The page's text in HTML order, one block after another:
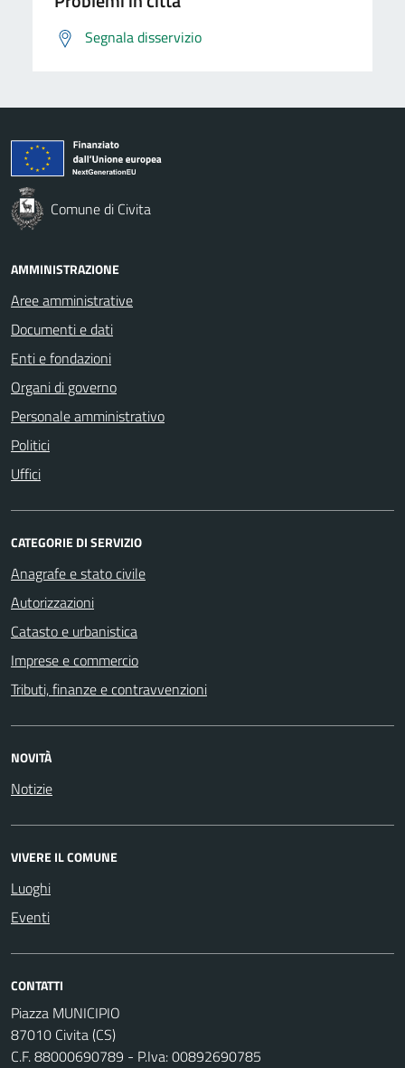
Segnala disservizio
Comune di Civita
AMMINISTRAZIONE
Aree amministrative
Documenti e dati
Enti e fondazioni
Organi di governo
Personale amministrativo
Politici
Uffici
CATEGORIE DI SERVIZIO
Anagrafe e stato civile
Autorizzazioni
Catasto e urbanistica
Imprese e commercio
Tributi, finanze e contravvenzioni
NOVITÀ
Notizie
VIVERE IL COMUNE
Luoghi
Eventi
CONTATTI
Piazza MUNICIPIO
87010 Civita (CS)
C.F. 88000690789 - P.Iva: 00892690785